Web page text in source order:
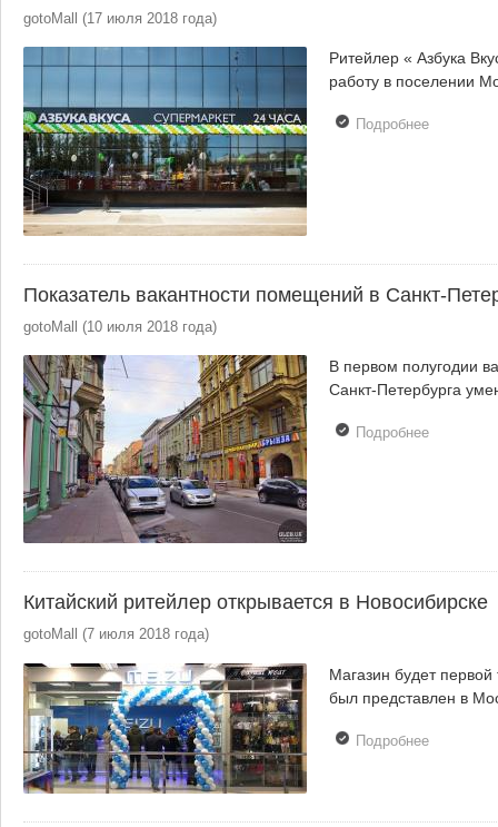
gotoMall (17 июля 2018 года)
Ритейлер « Азбука
работу в поселении
Подробнеео Сеть
Показатель вакантности помещений в Санкт-
gotoMall (10 июля 2018 года)
В первом полугодии
Санкт-Петербурга
Подробнеео
Китайский ритейлер открывается в Новосибирске
gotoMall (7 июля 2018 года)
Магазин будет
был представлен в
Подробнеео